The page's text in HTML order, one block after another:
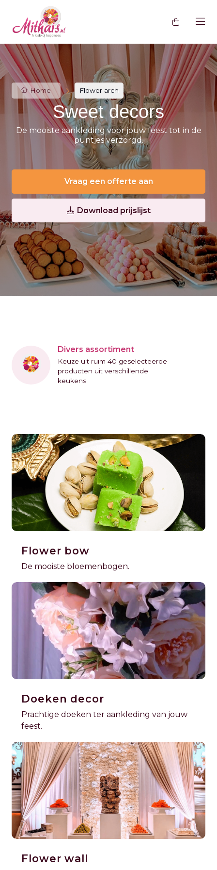
Sweet decors
De mooiste aankleding voor jouw feest tot in de
puntjes verzorgd.
Vraag een offerte aan
Download prijslijst
Home Flower arch
Divers assortiment
Keuze uit ruim 40 geselecteerde
producten uit verschillende
keukens
Flower bow
De mooiste bloemenbogen.
Doeken decor
Prachtige doeken ter aankleding van jouw
feest.
Flower wall